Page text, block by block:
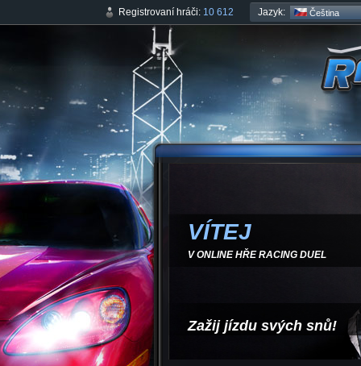
Registrovaní hráči: 10 612 Jazyk: Čeština
VÍTEJ
V ONLINE HŘE RACING DUEL
Zažij jízdu svých snů!